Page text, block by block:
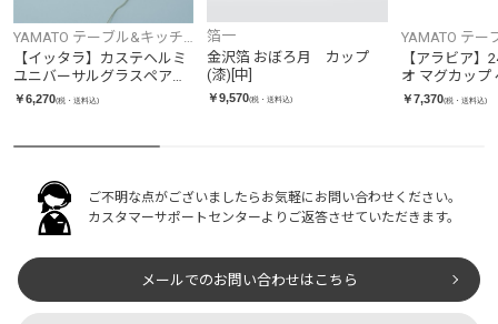
YAMATO テーブル&キッチ
ン
【イッタラ】カステヘルミ
ユニバーサルグラスペア
（クリア）
￥6,270(税・送料込)
箔一
金沢箔 おぼろ月 カップ
(漆)[中]
￥9,570(税・送料込)
YAMATO テー
ン
【アラビア】
オ マグカップ
￥7,370(税・送料込)
ご不明な点がございましたらお気軽にお問い合わせください。
カスタマーサポートセンターよりご返答させていただきます。
メールでのお問い合わせはこちら